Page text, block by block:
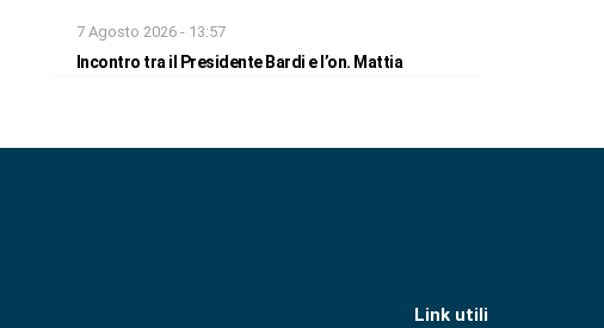
7 Agosto 2026 - 13:57
Incontro tra il Presidente Bardi e l’on. Mattia
Link utili